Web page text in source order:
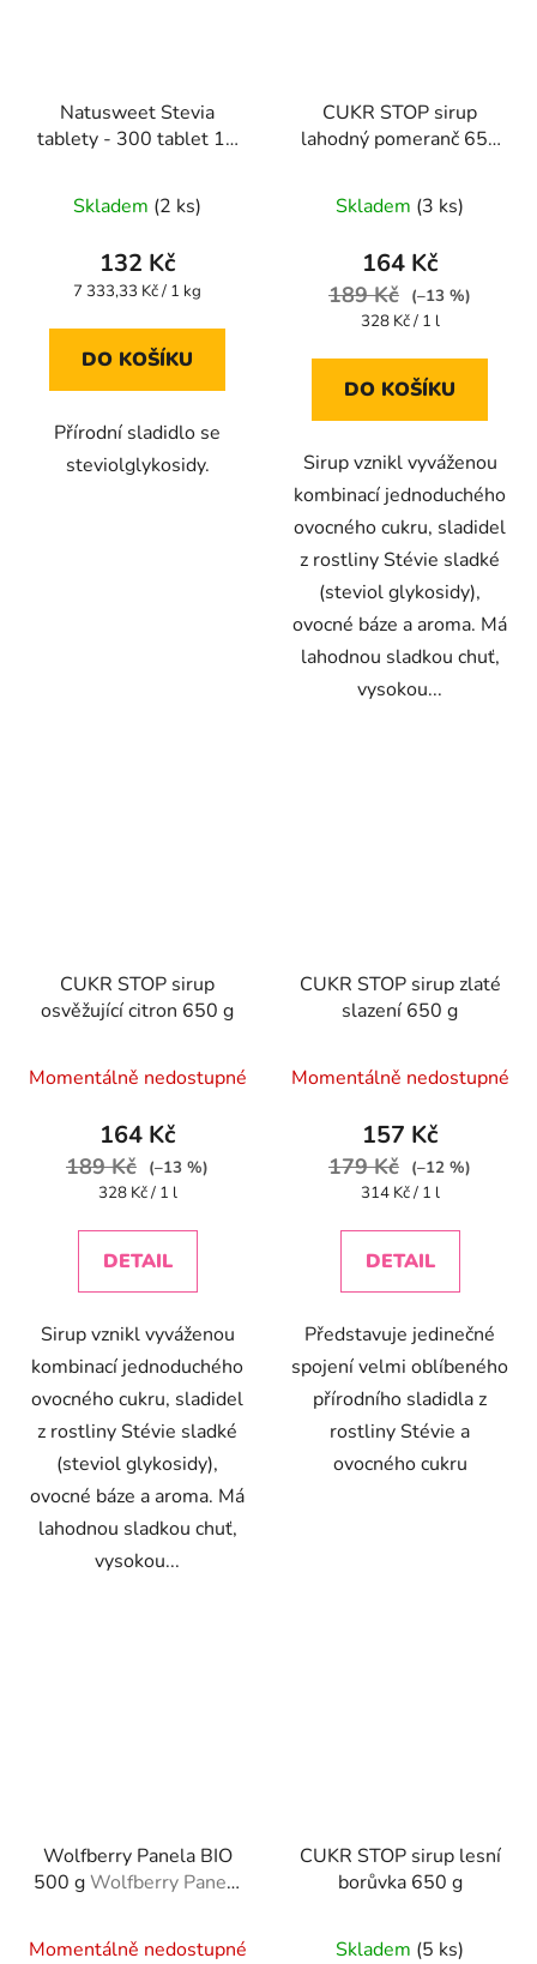
Natusweet Stevia
tablety - 300 tablet 18
Skladem (2 ks)
132 Kč
Měrná
7 333,33 Kč / 1 kg
DO KOŠÍKU
Přírodní sladidlo se
steviolglykosidy.
CUKR STOP sirup
lahodný pomeranč 650
Skladem (3 ks)
164 Kč
189 Kč
(–13 %)
Měrná
328 Kč / 1 l
DO KOŠÍKU
Sirup vznikl vyváženou
kombinací jednoduchého
ovocného cukru, sladidel
z rostliny Stévie sladké
(steviol glykosidy),
ovocné báze a aroma. Má
lahodnou sladkou chuť,
vysokou...
CUKR STOP sirup
osvěžující citron 650 g
Momentálně nedostupné
164 Kč
189 Kč
(–13 %)
Měrná
328 Kč / 1 l
DETAIL
Sirup vznikl vyváženou
kombinací jednoduchého
ovocného cukru, sladidel
z rostliny Stévie sladké
(steviol glykosidy),
ovocné báze a aroma. Má
lahodnou sladkou chuť,
vysokou...
CUKR STOP sirup zlaté
slazení 650 g
hodnocení
produktu
4,2
5
Momentálně nedostupné
157 Kč
179 Kč
(–12 %)
Měrná
314 Kč / 1 l
DETAIL
Představuje jedinečné
spojení velmi oblíbeného
přírodního sladidla z
rostliny Stévie a
ovocného cukru
Wolfberry Panela BIO
500 gWolfberry Panela
Momentálně nedostupné
CUKR STOP sirup lesní
borůvka 650 g
Skladem (5 ks)